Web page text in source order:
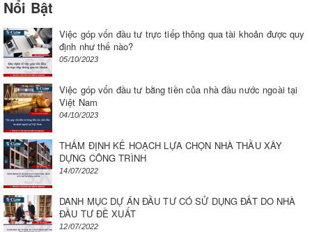
Nổi Bật
Việc góp vốn đầu tư trực tiếp thông qua tài khoản được quy
định như thế nào?
05/10/2023
Việc góp vốn đầu tư bằng tiền của nhà đầu nước ngoài tại
Việt Nam
04/10/2023
THẨM ĐỊNH KẾ HOẠCH LỰA CHỌN NHÀ THẦU XÂY
DỰNG CÔNG TRÌNH
14/07/2022
DANH MỤC DỰ ÁN ĐẦU TƯ CÓ SỬ DỤNG ĐẤT DO NHÀ
ĐẦU TƯ ĐỀ XUẤT
12/07/2022